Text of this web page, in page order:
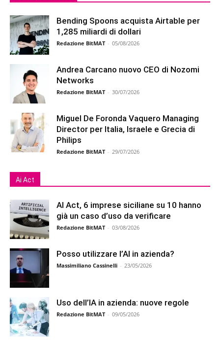
Bending Spoons acquista Airtable per
1,285 miliardi di dollari
Redazione BitMAT - 05/08/2026
Andrea Carcano nuovo CEO di Nozomi
Networks
Redazione BitMAT - 30/07/2026
Miguel De Foronda Vaquero Managing
Director per Italia, Israele e Grecia di
Philips
Redazione BitMAT - 29/07/2026
Ai Act
AI Act, 6 imprese siciliane su 10 hanno
già un caso d’uso da verificare
Redazione BitMAT - 03/08/2026
Posso utilizzare l’AI in azienda?
Massimiliano Cassinelli - 23/05/2026
Uso dell’IA in azienda: nuove regole
Redazione BitMAT - 09/05/2026